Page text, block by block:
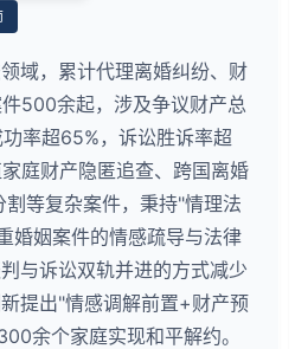
域，累计代理离婚纠纷、财
500余起，涉及争议财产总
率超65%，诉讼胜诉率超
庭财产隐匿追查、跨国离婚
等复杂案件，秉持"情理法
婚姻案件的情感疏导与法律
与诉讼双轨并进的方式减少
提出"情感调解前置+财产预
余个家庭实现和平解约。